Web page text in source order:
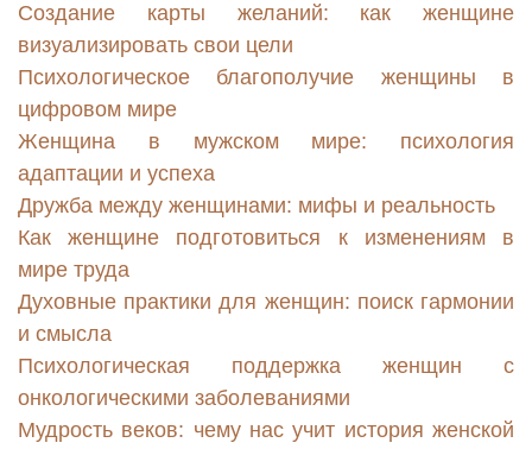
Создание карты желаний: как женщине
визуализировать свои цели
Психологическое благополучие женщины в
цифровом мире
Женщина в мужском мире: психология
адаптации и успеха
Дружба между женщинами: мифы и реальность
Как женщине подготовиться к изменениям в
мире труда
Духовные практики для женщин: поиск гармонии
и смысла
Психологическая поддержка женщин с
онкологическими заболеваниями
Мудрость веков: чему нас учит история женской